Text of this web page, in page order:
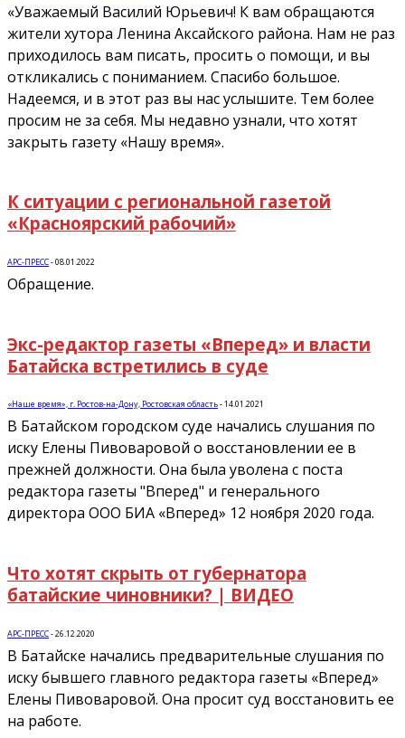
«Уважаемый Василий Юрьевич! К вам обращаются
жители хутора Ленина Аксайского района. Нам не раз
приходилось вам писать, просить о помощи, и вы
откликались с пониманием. Спасибо большое.
Надеемся, и в этот раз вы нас услышите. Тем более
просим не за себя. Мы недавно узнали, что хотят
закрыть газету «Нашу время».
К ситуации с региональной газетой
«Красноярский рабочий»
АРС-ПРЕСС-08.01.2022
Обращение.
Экс-редактор газеты «Вперед» и власти
Батайска встретились в суде
«Наше время», г. Ростов-на-Дону, Ростовская область-14.01.2021
В Батайском городском суде начались слушания по
иску Елены Пивоваровой о восстановлении ее в
прежней должности. Она была уволена с поста
редактора газеты "Вперед" и генерального
директора ООО БИА «Вперед» 12 ноября 2020 года.
Что хотят скрыть от губернатора
батайские чиновники? | ВИДЕО
АРС-ПРЕСС-26.12.2020
В Батайске начались предварительные слушания по
иску бывшего главного редактора газеты «Вперед»
Елены Пивоваровой. Она просит суд восстановить ее
на работе.